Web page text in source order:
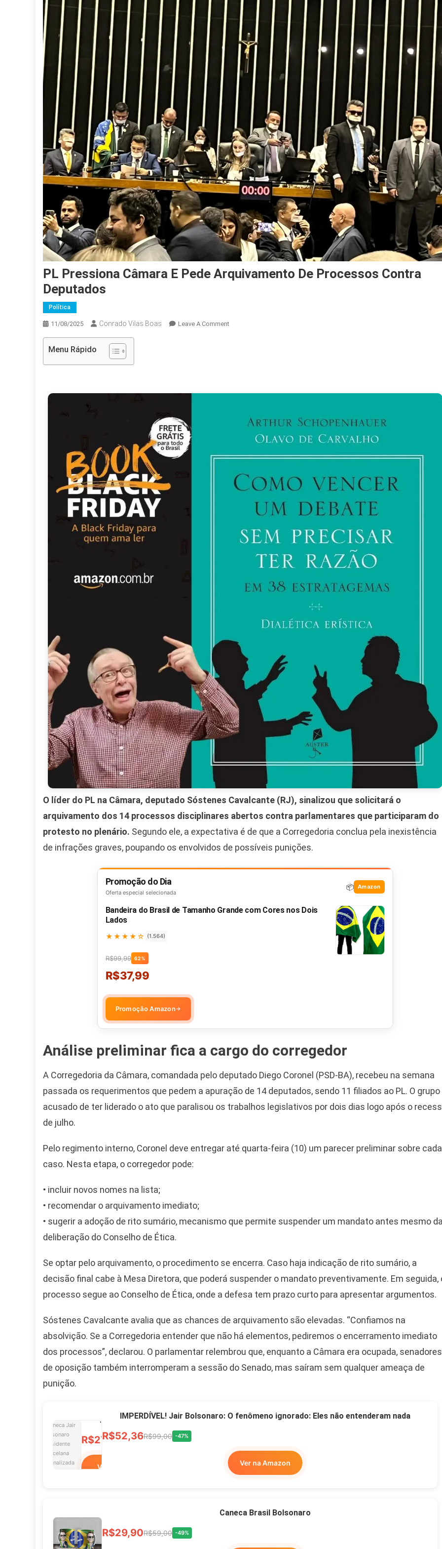
PL Pressiona Câmara E Pede Arquivamento De Processos Contra
Deputados
Política
11/08/2025 Conrado Vilas Boas Leave A CommentOn
Arquivamento
Contra
Deputados
Menu Rápido
O líder do PL na Câmara, deputado Sóstenes Cavalcante (RJ), sinalizou que solicitará o
arquivamento dos 14 processos disciplinares abertos contra parlamentares que participaram do
protesto no plenário. Segundo ele, a expectativa é de que a Corregedoria conclua pela inexistência
de infrações graves, poupando os envolvidos de possíveis punições.
Promoção do Dia
Oferta especial selecionada
📦 Amazon
Bandeira do Brasil de Tamanho Grande com Cores nos Dois
Lados
★★★★☆ (1.564)
R$99,99 62%
R$37,99
Promoção Amazon→
Análise preliminar fica a cargo do corregedor
A Corregedoria da Câmara, comandada pelo deputado Diego Coronel (PSD-BA), recebeu na semana
passada os requerimentos que pedem a apuração de 14 deputados, sendo 11 filiados ao PL. O grupo
acusado de ter liderado o ato que paralisou os trabalhos legislativos por dois dias logo após o
de julho.
Pelo regimento interno, Coronel deve entregar até quarta-feira (10) um parecer preliminar sobre cada
caso. Nesta etapa, o corregedor pode:
• incluir novos nomes na lista;
• recomendar o arquivamento imediato;
• sugerir a adoção de rito sumário, mecanismo que permite suspender um mandato antes mesmo
deliberação do Conselho de Ética.
Se optar pelo arquivamento, o procedimento se encerra. Caso haja indicação de rito sumário, a
decisão final cabe à Mesa Diretora, que poderá suspender o mandato preventivamente. Em seguida,
processo segue ao Conselho de Ética, onde a defesa tem prazo curto para apresentar argumentos.
Sóstenes Cavalcante avalia que as chances de arquivamento são elevadas. “Confiamos na
absolvição. Se a Corregedoria entender que não há elementos, pediremos o encerramento imediato
dos processos”, declarou. O parlamentar relembrou que, enquanto a Câmara era ocupada, senadores
de oposição também interromperam a sessão do Senado, mas saíram sem qualquer ameaça de
punição.
Camiseta Camisa
2026 Pátria Brasil 6 X
10,00 S/JUROS
Ver no MERCADO
LIVRE
Presidente Porcelana
Personalizada
R$27,99R$49,00 -43%
Ver no MERCADO
Xícara Bolsonaro
Brasão Deus Acima De
IMPERDÍVEL! Jair Bolsonaro: O fenômeno ignorado: Eles não entenderam nada
R$52,36R$99,00 -47%
Ver na Amazon
Caneca Brasil Bolsonaro
R$29,90R$59,00 -49%